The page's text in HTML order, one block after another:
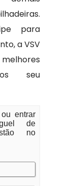
para
a VSV
seu
entrar
de
no